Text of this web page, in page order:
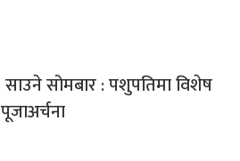
साउने सोमबार : पशुपतिमा विशेष
पूजाअर्चना